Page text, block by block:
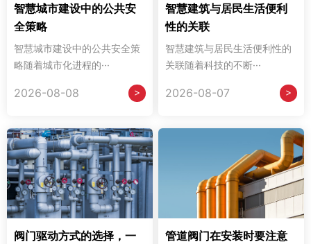
智慧城市建设中的公共安
全策略
智慧城市建设中的公共安全策
略随着城市化进程的···
2026-08-08 >
智慧建筑与居民生活便利
性的关联
智慧建筑与居民生活便利性的
关联随着科技的不断···
2026-08-07 >
阀门驱动方式的选择，一
管道阀门在安装时要注意